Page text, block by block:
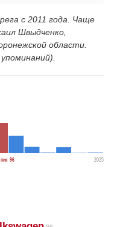
с 2011 года. Чаще
Швыдченко,
области.
96 2025